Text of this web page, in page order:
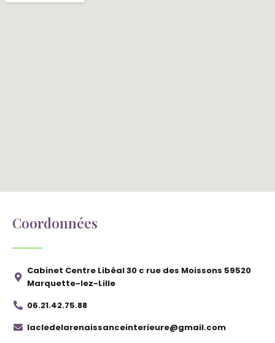
Coordonnées
Cabinet Centre Libéal 30 c rue des Moissons 59520
Marquette-lez-Lille
06.21.42.75.88
lacledelarenaissanceinterieure@gmail.com